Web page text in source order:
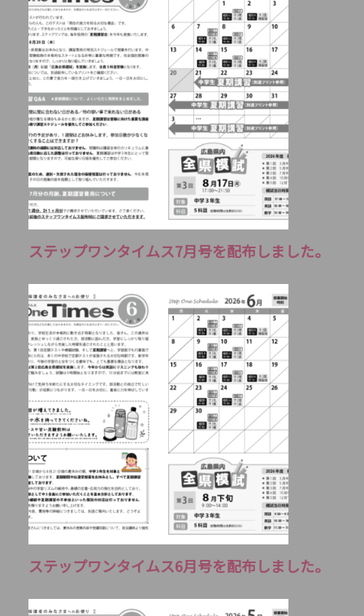
ステップワンタイムス7月号を配布しました。
ステップワンタイムス6月号を配布しました。